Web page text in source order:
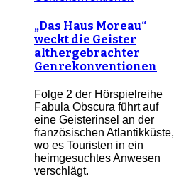
„Das Haus Moreau“
weckt die Geister
althergebrachter
Genrekonventionen
Folge 2 der Hörspielreihe
Fabula Obscura führt auf
eine Geisterinsel an der
französischen Atlantikküste,
wo es Touristen in ein
heimgesuchtes Anwesen
verschlägt.